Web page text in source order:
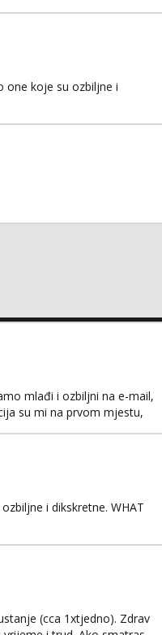
one koje su ozbiljne i
mlađi i ozbiljni na e-mail,
su mi na prvom mjestu,
i dikskretne. WHAT
(cca 1xtjedno). Zdrav